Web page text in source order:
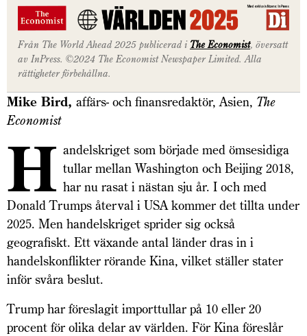
Från The World Ahead 2025 publicerad i The Economist, översatt
av InPress. ©2024 The Economist Newspaper Limited. Alla
rättigheter förbehållna.
Mike Bird, affärs- och finansredaktör, Asien, The
Economist
H andelskriget som började med ömsesidiga
tullar mellan Washington och Beijing 2018,
har nu rasat i nästan sju år. I och med
Donald Trumps återval i USA kommer det tillta under
2025. Men handelskriget sprider sig också
geografiskt. Ett växande antal länder dras in i
handelskonflikter rörande Kina, vilket ställer stater
inför svåra beslut.
Trump har föreslagit importtullar på 10 eller 20
procent för olika delar av världen. För Kina föreslår